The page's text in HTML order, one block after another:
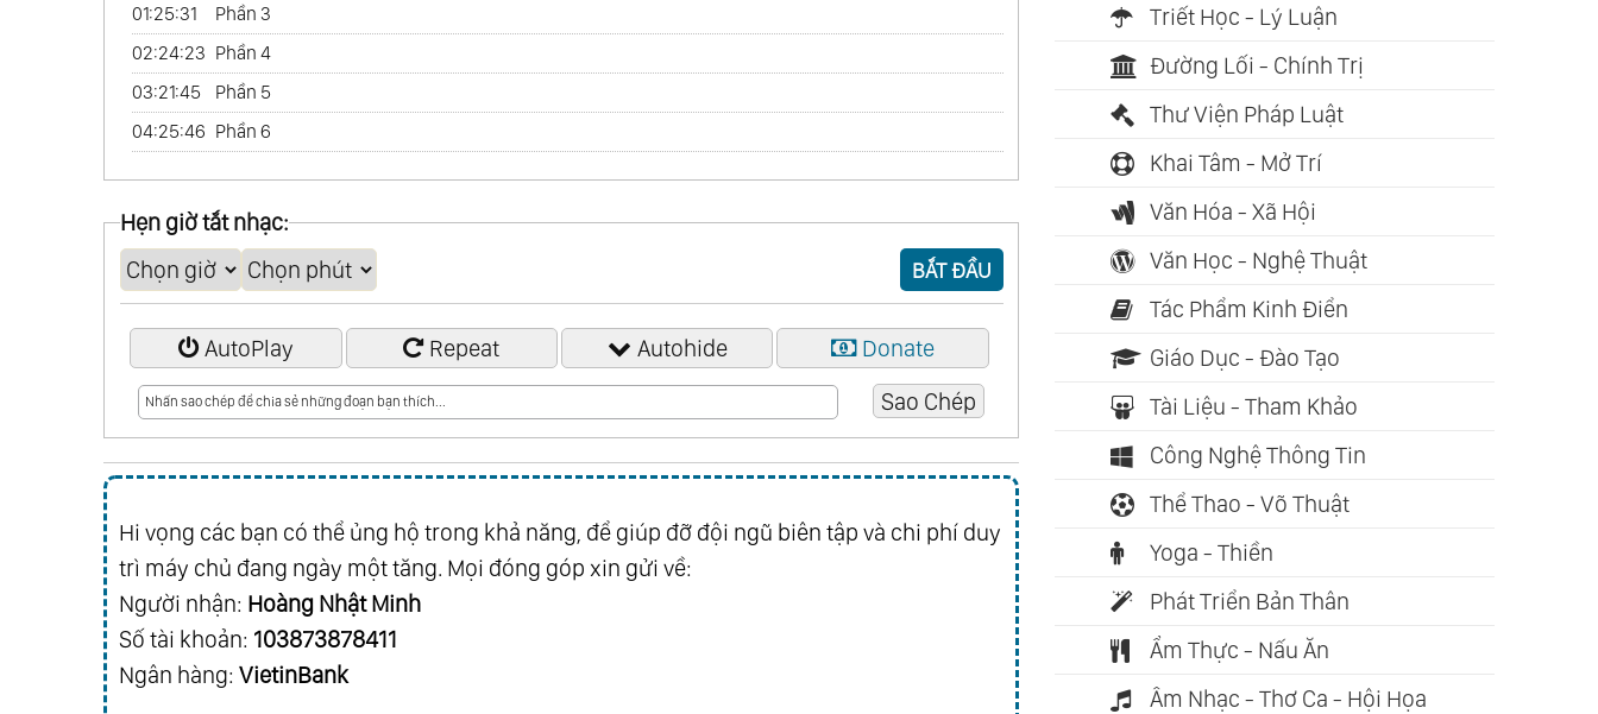
01:25:31
Phần 3
02:24:23 Phần 4
03:21:45
Phần 5
04:25:46 Phần 6
Hẹn giờ tắt nhạc:
BẮT ĐẦU
AutoPlay Repeat Autohide Donate
Hi vọng các bạn có thể ủng hộ trong khả năng, để giúp đỡ đội ngũ biên tập và chi phí duy
trì máy chủ đang ngày một tăng. Mọi đóng góp xin gửi về:
Người nhận: Hoàng Nhật Minh
Số tài khoản: 103873878411
Ngân hàng: VietinBank
Triết Học - Lý Luận
Đường Lối - Chính Trị
Thư Viện Pháp Luật
Khai Tâm - Mở Trí
Văn Hóa - Xã Hội
Văn Học - Nghệ Thuật
Tác Phẩm Kinh Điển
Giáo Dục - Đào Tạo
Tài Liệu - Tham Khảo
Công Nghệ Thông Tin
Thể Thao - Võ Thuật
Yoga - Thiền
Phát Triển Bản Thân
Ẩm Thực - Nấu Ăn
Âm Nhạc - Thơ Ca - Hội Họa